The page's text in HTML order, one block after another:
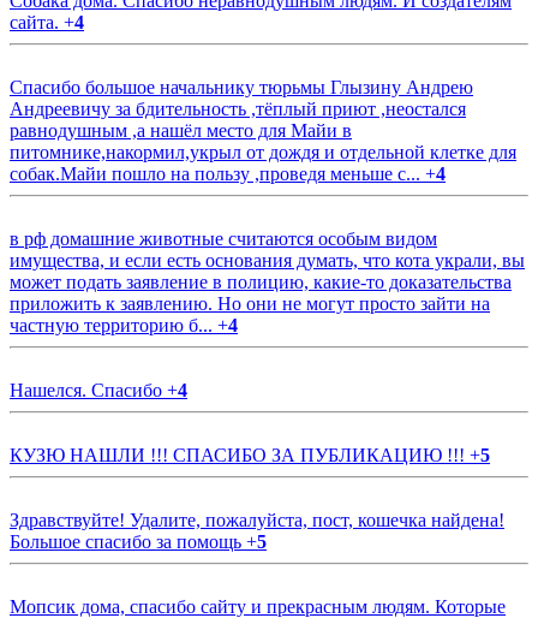
сайта. +4
Спасибо большое начальнику тюрьмы Глызину Андрею
Андреевичу за бдительность ,тёплый приют ,неостался
равнодушным ,а нашёл место для Майи в
питомнике,накормил,укрыл от дождя и отдельной клетке для
собак.Майи пошло на пользу ,проведя меньше с... +4
в рф домашние животные считаются особым видом
имущества, и если есть основания думать, что кота украли, вы
может подать заявление в полицию, какие-то доказательства
приложить к заявлению. Но они не могут просто зайти на
частную территорию б... +4
Нашелся. Спасибо +4
КУЗЮ НАШЛИ !!! СПАСИБО ЗА ПУБЛИКАЦИЮ !!! +5
Здравствуйте! Удалите, пожалуйста, пост, кошечка найдена!
Большое спасибо за помощь +5
Мопсик дома, спасибо сайту и прекрасным людям. Которые